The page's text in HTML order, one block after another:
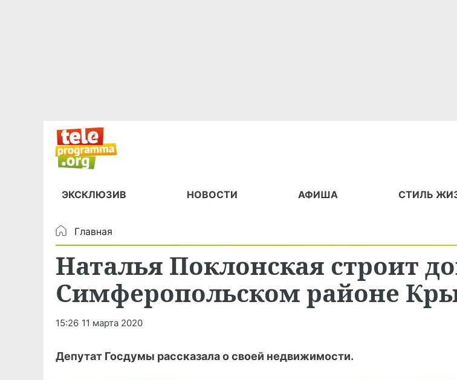
ЭКСКЛЮЗИВ НОВОСТИ АФИША СТИЛЬ
Главная
Наталья Поклонская строит
Симферопольском районе
15:26 11 марта 2020
Депутат Госдумы рассказала о своей недвижимости.